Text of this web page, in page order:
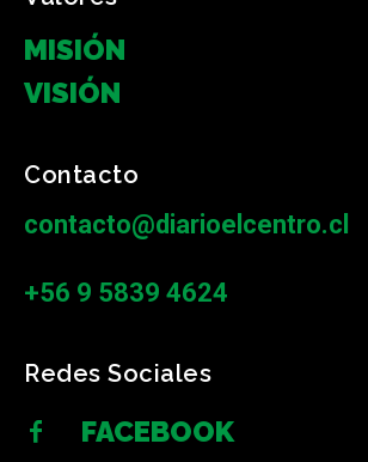
MISIÓN
VISIÓN
Contacto
contacto@diarioelcentro.cl
+56 9 5839 4624
Redes Sociales
FACEBOOK